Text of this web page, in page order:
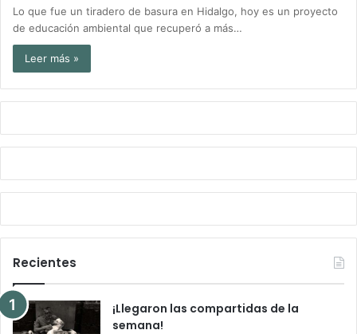
Lo que fue un tiradero de basura en Hidalgo, hoy es un proyecto
de educación ambiental que recuperó a más…
Leer más »
Recientes
¡Llegaron las compartidas de la
semana!